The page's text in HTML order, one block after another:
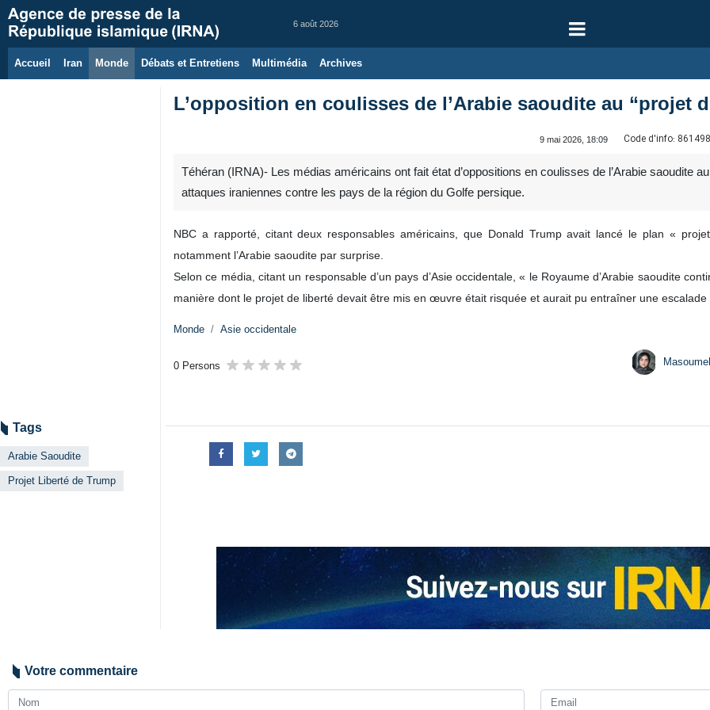
6 août 2026
Accueil Iran Monde Débats et Entretiens Multimédia Archives
L’opposition en coulisses de l’Arabie saoudite au “projet
9 mai 2026, 18:09 Code d'info:
Téhéran (IRNA)- Les médias américains ont fait état d’oppositions en coulisses de l’Arabie saoudite
attaques iraniennes contre les pays de la région du Golfe persique.
NBC a rapporté, citant deux responsables américains, que Donald Trump avait lancé le plan «
notamment l’Arabie saoudite par surprise.
Selon ce média, citant un responsable d’un pays d’Asie occidentale, « le Royaume d’Arabie saoudite
manière dont le projet de liberté devait être mis en œuvre était risquée et aurait pu entraîner une escalade
Monde Asie occidentale
0 Persons
Tags
Arabie Saoudite
Projet Liberté de Trump
Votre commentaire